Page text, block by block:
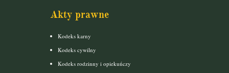
Akty prawne
Kodeks karny
Kodeks cywilny
Kodeks rodzinny i opiekuńczy